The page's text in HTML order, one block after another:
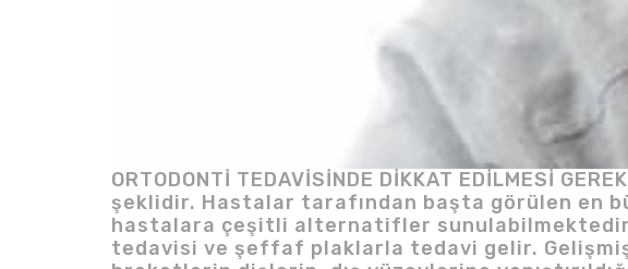
ORTODONTİ TEDAVİSİNDE DİKKAT EDİLMESİ
şeklidir. Hastalar tarafından başta görülen en
hastalara çeşitli alternatifler
tedavisi ve şeffaf plaklarla tedavi gelir. Gelişmiş